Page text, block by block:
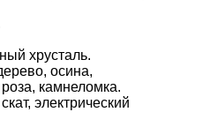
хрусталь.
осина,
камнеломка.
электрический